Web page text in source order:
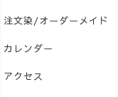
注文染/オーダーメイド
カレンダー
アクセス